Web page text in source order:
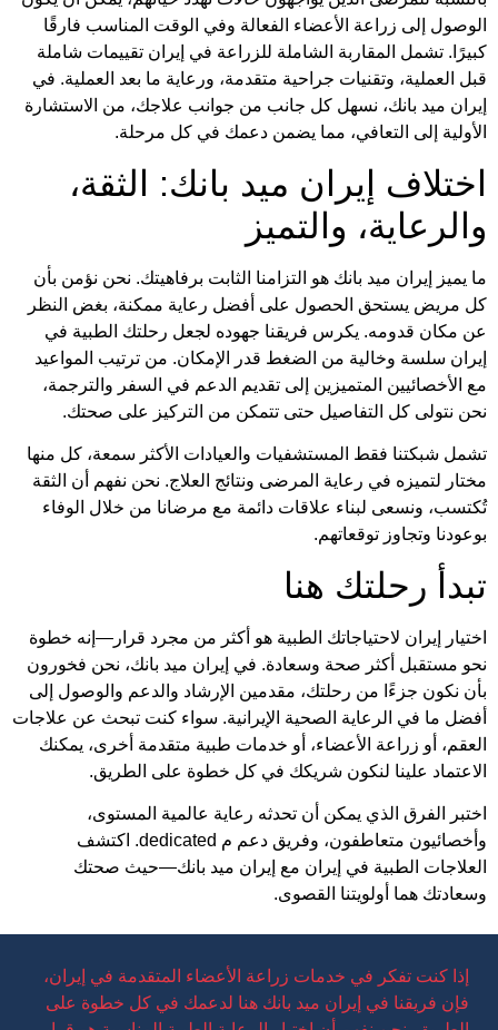
الوصول إلى زراعة الأعضاء الفعالة وفي الوقت المناسب فارقًا
كبيرًا. تشمل المقاربة الشاملة للزراعة في إيران تقييمات شاملة
قبل العملية، وتقنيات جراحية متقدمة، ورعاية ما بعد العملية. في
إيران ميد بانك، نسهل كل جانب من جوانب علاجك، من الاستشارة
الأولية إلى التعافي، مما يضمن دعمك في كل مرحلة.
اختلاف إيران ميد بانك: الثقة،
والرعاية، والتميز
ما يميز إيران ميد بانك هو التزامنا الثابت برفاهيتك. نحن نؤمن بأن
كل مريض يستحق الحصول على أفضل رعاية ممكنة، بغض النظر
عن مكان قدومه. يكرس فريقنا جهوده لجعل رحلتك الطبية في
إيران سلسة وخالية من الضغط قدر الإمكان. من ترتيب المواعيد
مع الأخصائيين المتميزين إلى تقديم الدعم في السفر والترجمة،
نحن نتولى كل التفاصيل حتى تتمكن من التركيز على صحتك.
تشمل شبكتنا فقط المستشفيات والعيادات الأكثر سمعة، كل منها
مختار لتميزه في رعاية المرضى ونتائج العلاج. نحن نفهم أن الثقة
تُكتسب، ونسعى لبناء علاقات دائمة مع مرضانا من خلال الوفاء
بوعودنا وتجاوز توقعاتهم.
تبدأ رحلتك هنا
اختيار إيران لاحتياجاتك الطبية هو أكثر من مجرد قرار—إنه خطوة
نحو مستقبل أكثر صحة وسعادة. في إيران ميد بانك، نحن فخورون
بأن نكون جزءًا من رحلتك، مقدمين الإرشاد والدعم والوصول إلى
أفضل ما في الرعاية الصحية الإيرانية. سواء كنت تبحث عن علاجات
العقم، أو زراعة الأعضاء، أو خدمات طبية متقدمة أخرى، يمكنك
الاعتماد علينا لنكون شريكك في كل خطوة على الطريق.
اختبر الفرق الذي يمكن أن تحدثه رعاية عالمية المستوى،
وأخصائيون متعاطفون، وفريق دعم م dedicated. اكتشف
العلاجات الطبية في إيران مع إيران ميد بانك—حيث صحتك
وسعادتك هما أولويتنا القصوى.
إذا كنت تفكر في خدمات زراعة الأعضاء المتقدمة في إيران،
فإن فريقنا في إيران ميد بانك هنا لدعمك في كل خطوة على